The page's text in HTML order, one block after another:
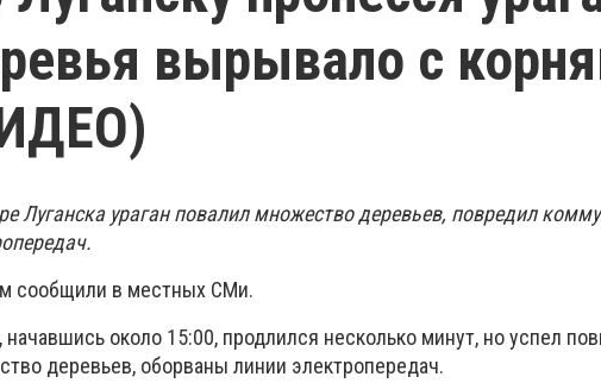
вырывало с
Луганска ураган повалил множество деревьев, повредил
сообщили в местных СМи.
начавшись около 15:00, продлился несколько минут, но успел
деревьев, оборваны линии электропередач.